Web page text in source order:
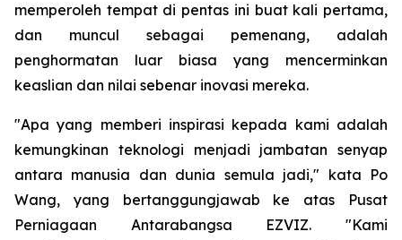
memperoleh tempat di pentas ini buat kali pertama,
dan muncul sebagai pemenang, adalah
penghormatan luar biasa yang mencerminkan
keaslian dan nilai sebenar inovasi mereka.
"Apa yang memberi inspirasi kepada kami adalah
kemungkinan teknologi menjadi jambatan senyap
antara manusia dan dunia semula jadi," kata Po
Wang, yang bertanggungjawab ke atas Pusat
Perniagaan Antarabangsa EZVIZ. "Kami